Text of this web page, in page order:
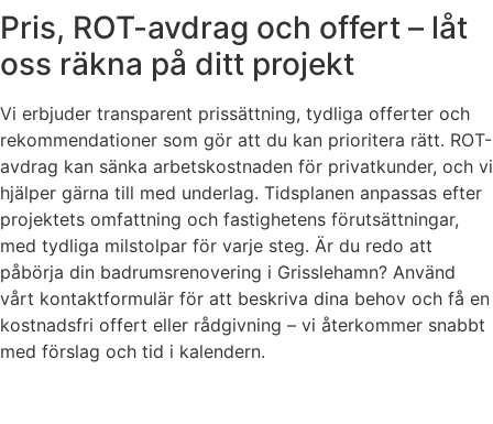
Pris, ROT-avdrag och offert – låt
oss räkna på ditt projekt
Vi erbjuder transparent prissättning, tydliga offerter och
rekommendationer som gör att du kan prioritera rätt. ROT-
avdrag kan sänka arbetskostnaden för privatkunder, och vi
hjälper gärna till med underlag. Tidsplanen anpassas efter
projektets omfattning och fastighetens förutsättningar,
med tydliga milstolpar för varje steg. Är du redo att
påbörja din badrumsrenovering i Grisslehamn? Använd
vårt kontaktformulär för att beskriva dina behov och få en
kostnadsfri offert eller rådgivning – vi återkommer snabbt
med förslag och tid i kalendern.